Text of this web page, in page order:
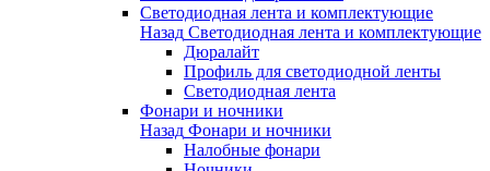
Светодиодная лента и комплектующие
Назад Светодиодная лента и комплектующие
Дюралайт
Профиль для светодиодной ленты
Светодиодная лента
Фонари и ночники
Назад Фонари и ночники
Налобные фонари